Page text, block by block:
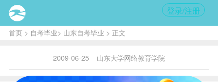
登录/注册
首页> 自考毕业> 山东自考毕业 > 正文
2009-06-25 山东大学网络教育学院